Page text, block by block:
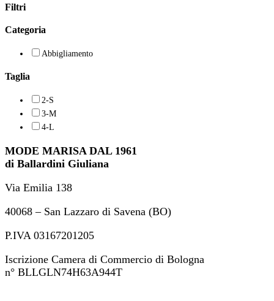
Filtri
Categoria
Abbigliamento
Taglia
2-S
3-M
4-L
MODE MARISA DAL 1961
di Ballardini Giuliana
Via Emilia 138
40068 – San Lazzaro di Savena (BO)
P.IVA 03167201205
Iscrizione Camera di Commercio di Bologna
n° BLLGLN74H63A944T